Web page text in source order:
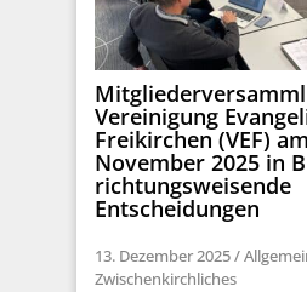
Vereinigung
Freikirchen (VEF)
November 2025 in
richtungsweisende
Entscheidungen
13. Dezember 2025/
Zwischenkirchliches